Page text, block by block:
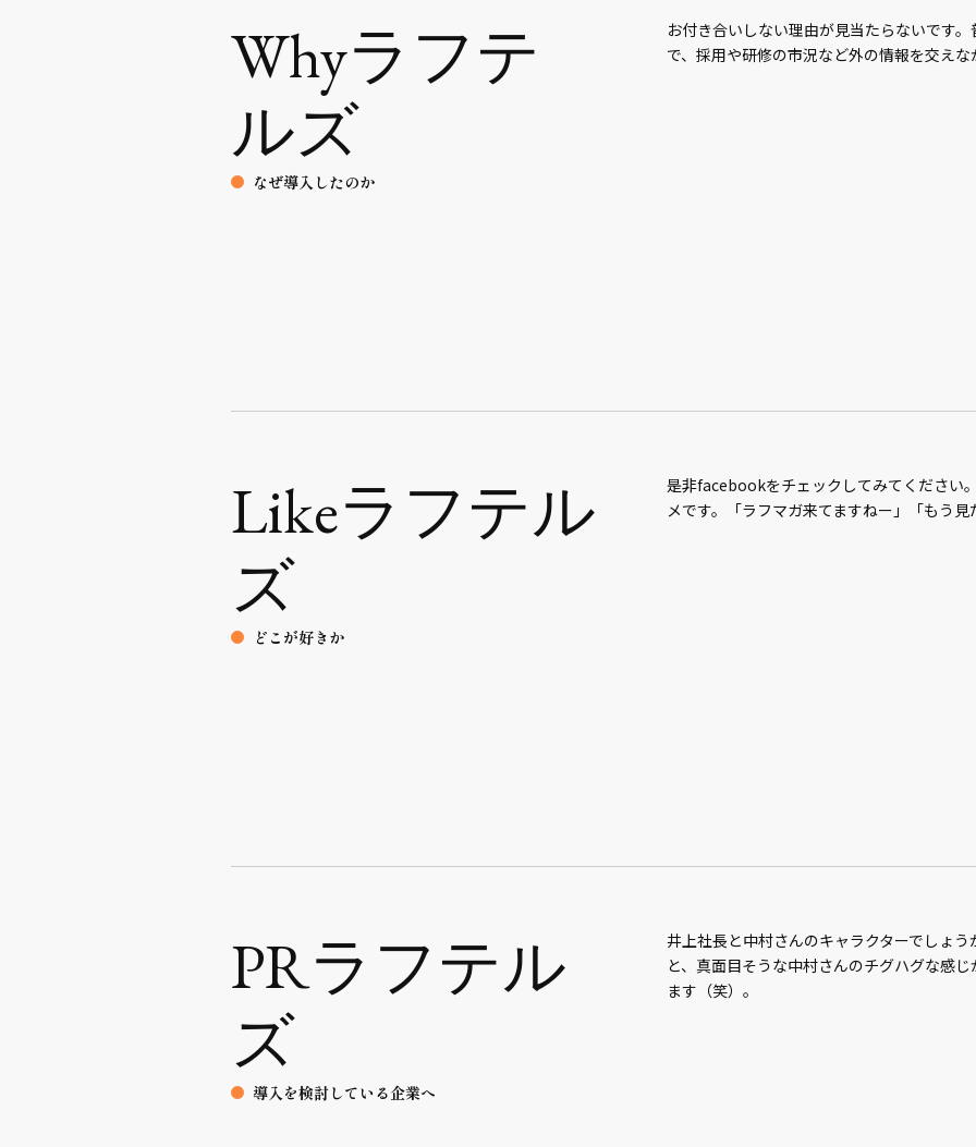
Whyラフテ
ルズ
なぜ導入したのか
お付き合いしない理由が見当たらないです
で、採用や研修の市況など外の情報を交え
Likeラフテル
ズ
どこが好きか
是非facebookをチェックしてみてください
メです。「ラフマガ来てますねー」「もう
PRラフテル
ズ
導入を検討している企業へ
井上社長と中村さんのキャラクターでしょ
と、真面目そうな中村さんのチグハグな感
ます（笑）。